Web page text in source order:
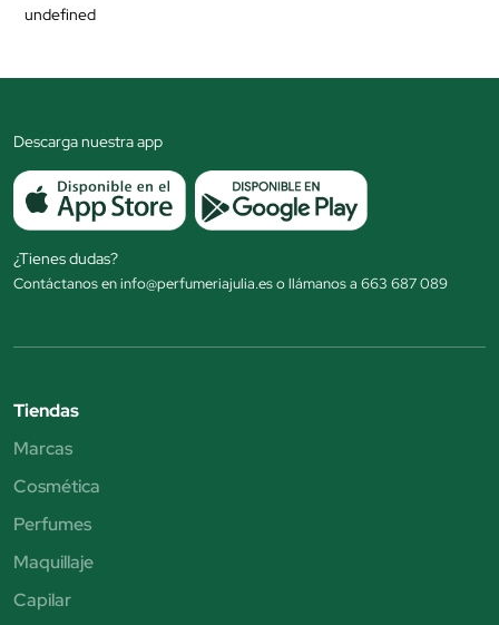
undefined
Descarga nuestra app
¿Tienes dudas?
Contáctanos en info@perfumeriajulia.es o llámanos a 663 687 089
Tiendas
Marcas
Cosmética
Perfumes
Maquillaje
Capilar